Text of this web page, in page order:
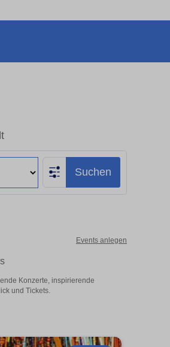
Suchen
Events anlegen
Konzerte, inspirierende
und Tickets.